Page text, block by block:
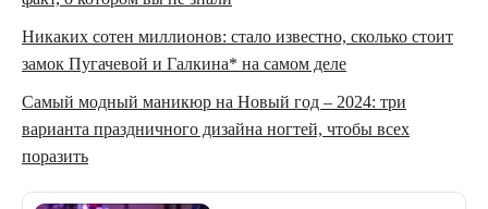
Никаких сотен миллионов: стало известно, сколько стоит
замок Пугачевой и Галкина* на самом деле
Самый модный маникюр на Новый год – 2024: три
варианта праздничного дизайна ногтей, чтобы всех
поразить